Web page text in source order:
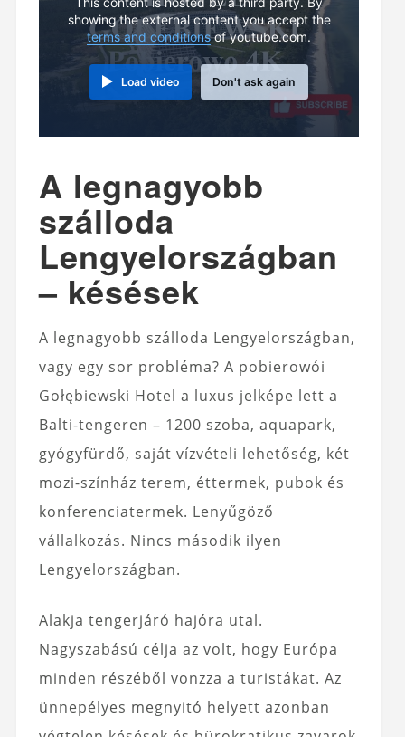
showing the external content you accept the
terms and conditionsof youtube.com.
Load video Don't ask again
A legnagyobb
szálloda
Lengyelországban
– késések
A legnagyobb szálloda Lengyelországban,
vagy egy sor probléma? A pobierowói
Gołębiewski Hotel a luxus jelképe lett a
Balti-tengeren – 1200 szoba, aquapark,
gyógyfürdő, saját vízvételi lehetőség, két
mozi-színház terem, éttermek, pubok és
konferenciatermek. Lenyűgöző
vállalkozás. Nincs második ilyen
Lengyelországban.
Alakja tengerjáró hajóra utal.
Nagyszabású célja az volt, hogy Európa
minden részéből vonzza a turistákat. Az
ünnepélyes megnyitó helyett azonban